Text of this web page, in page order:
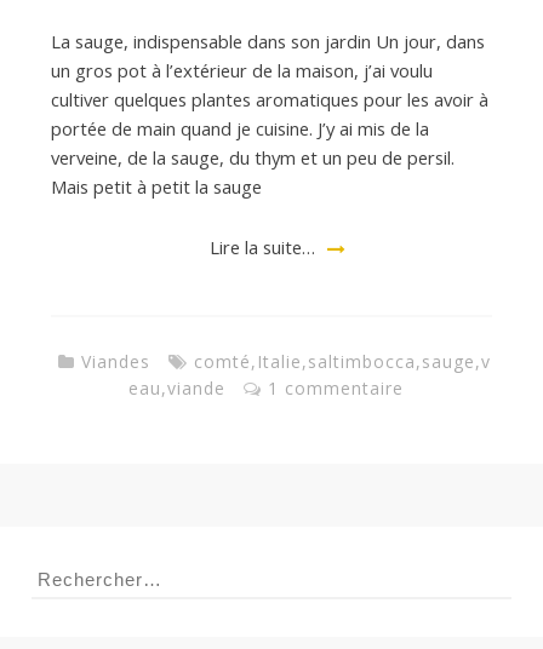
La sauge, indispensable dans son jardin Un jour, dans
un gros pot à l’extérieur de la maison, j’ai voulu
cultiver quelques plantes aromatiques pour les avoir à
portée de main quand je cuisine. J’y ai mis de la
verveine, de la sauge, du thym et un peu de persil.
Mais petit à petit la sauge
Lire la suite…
Viandes comté, Italie,saltimbocca,sauge,v
eau,viande 1 commentaire
Rechercher :